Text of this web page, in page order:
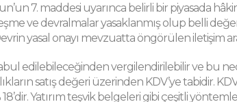
7. maddesi uyarınca belirli bir piyasada
ve devralmalar yasaklanmış olup belli
yasal onayı mevzuatta öngörülen iletişim
edilebileceğinden vergilendirilebilir ve bu
satış değeri üzerinden KDV’ye tabidir.
18’dir. Yatırım teşvik belgeleri gibi çeşitli